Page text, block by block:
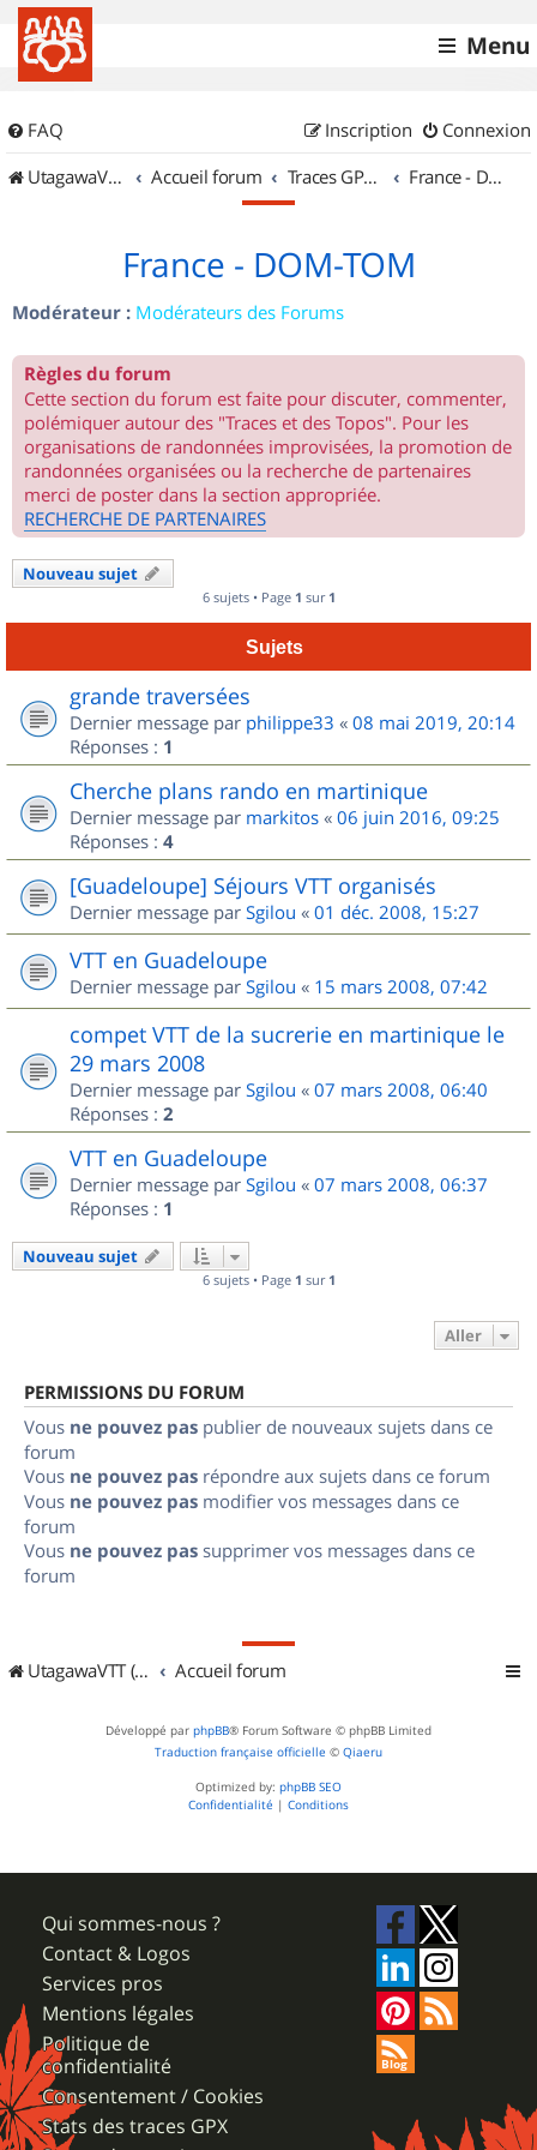
Menu
FAQ Connexion
Inscription
UtagawaVTT (Randos VTT et VTTAE avec traces GPS)
Accueil forum Traces GPS de randos VTT France - DOM-TOM
France - DOM-TOM
Modérateur : Modérateurs des Forums
Règles du forum
Cette section du forum est faite pour discuter, commenter,
polémiquer autour des "Traces et des Topos". Pour les
organisations de randonnées improvisées, la promotion de
randonnées organisées ou la recherche de partenaires
merci de poster dans la section appropriée.
RECHERCHE DE PARTENAIRES
Nouveau sujet
6 sujets • Page 1 sur 1
Sujets
grande traversées
Dernier message par philippe33 « 08 mai 2019, 20:14
Réponses : 1
Cherche plans rando en martinique
Dernier message par markitos « 06 juin 2016, 09:25
Réponses : 4
[Guadeloupe] Séjours VTT organisés
Dernier message par Sgilou « 01 déc. 2008, 15:27
VTT en Guadeloupe
Dernier message par Sgilou « 15 mars 2008, 07:42
compet VTT de la sucrerie en martinique le
29 mars 2008
Dernier message par Sgilou « 07 mars 2008, 06:40
Réponses : 2
VTT en Guadeloupe
Dernier message par Sgilou « 07 mars 2008, 06:37
Réponses : 1
Nouveau sujet
6 sujets • Page 1 sur 1
Aller
PERMISSIONS DU FORUM
Vous ne pouvez pas publier de nouveaux sujets dans ce
forum
Vous ne pouvez pas répondre aux sujets dans ce forum
Vous ne pouvez pas modifier vos messages dans ce
forum
Vous ne pouvez pas supprimer vos messages dans ce
forum
UtagawaVTT (Randos VTT et VTTAE avec traces GPS) Accueil forum
Développé par phpBB® Forum Software © phpBB Limited
Traduction française officielle © Qiaeru
Optimized by: phpBB SEO
Confidentialité | Conditions
Qui sommes-nous ?
Contact & Logos
Services pros
Mentions légales
Politique de
confidentialité
Consentement / Cookies
Stats des traces GPX